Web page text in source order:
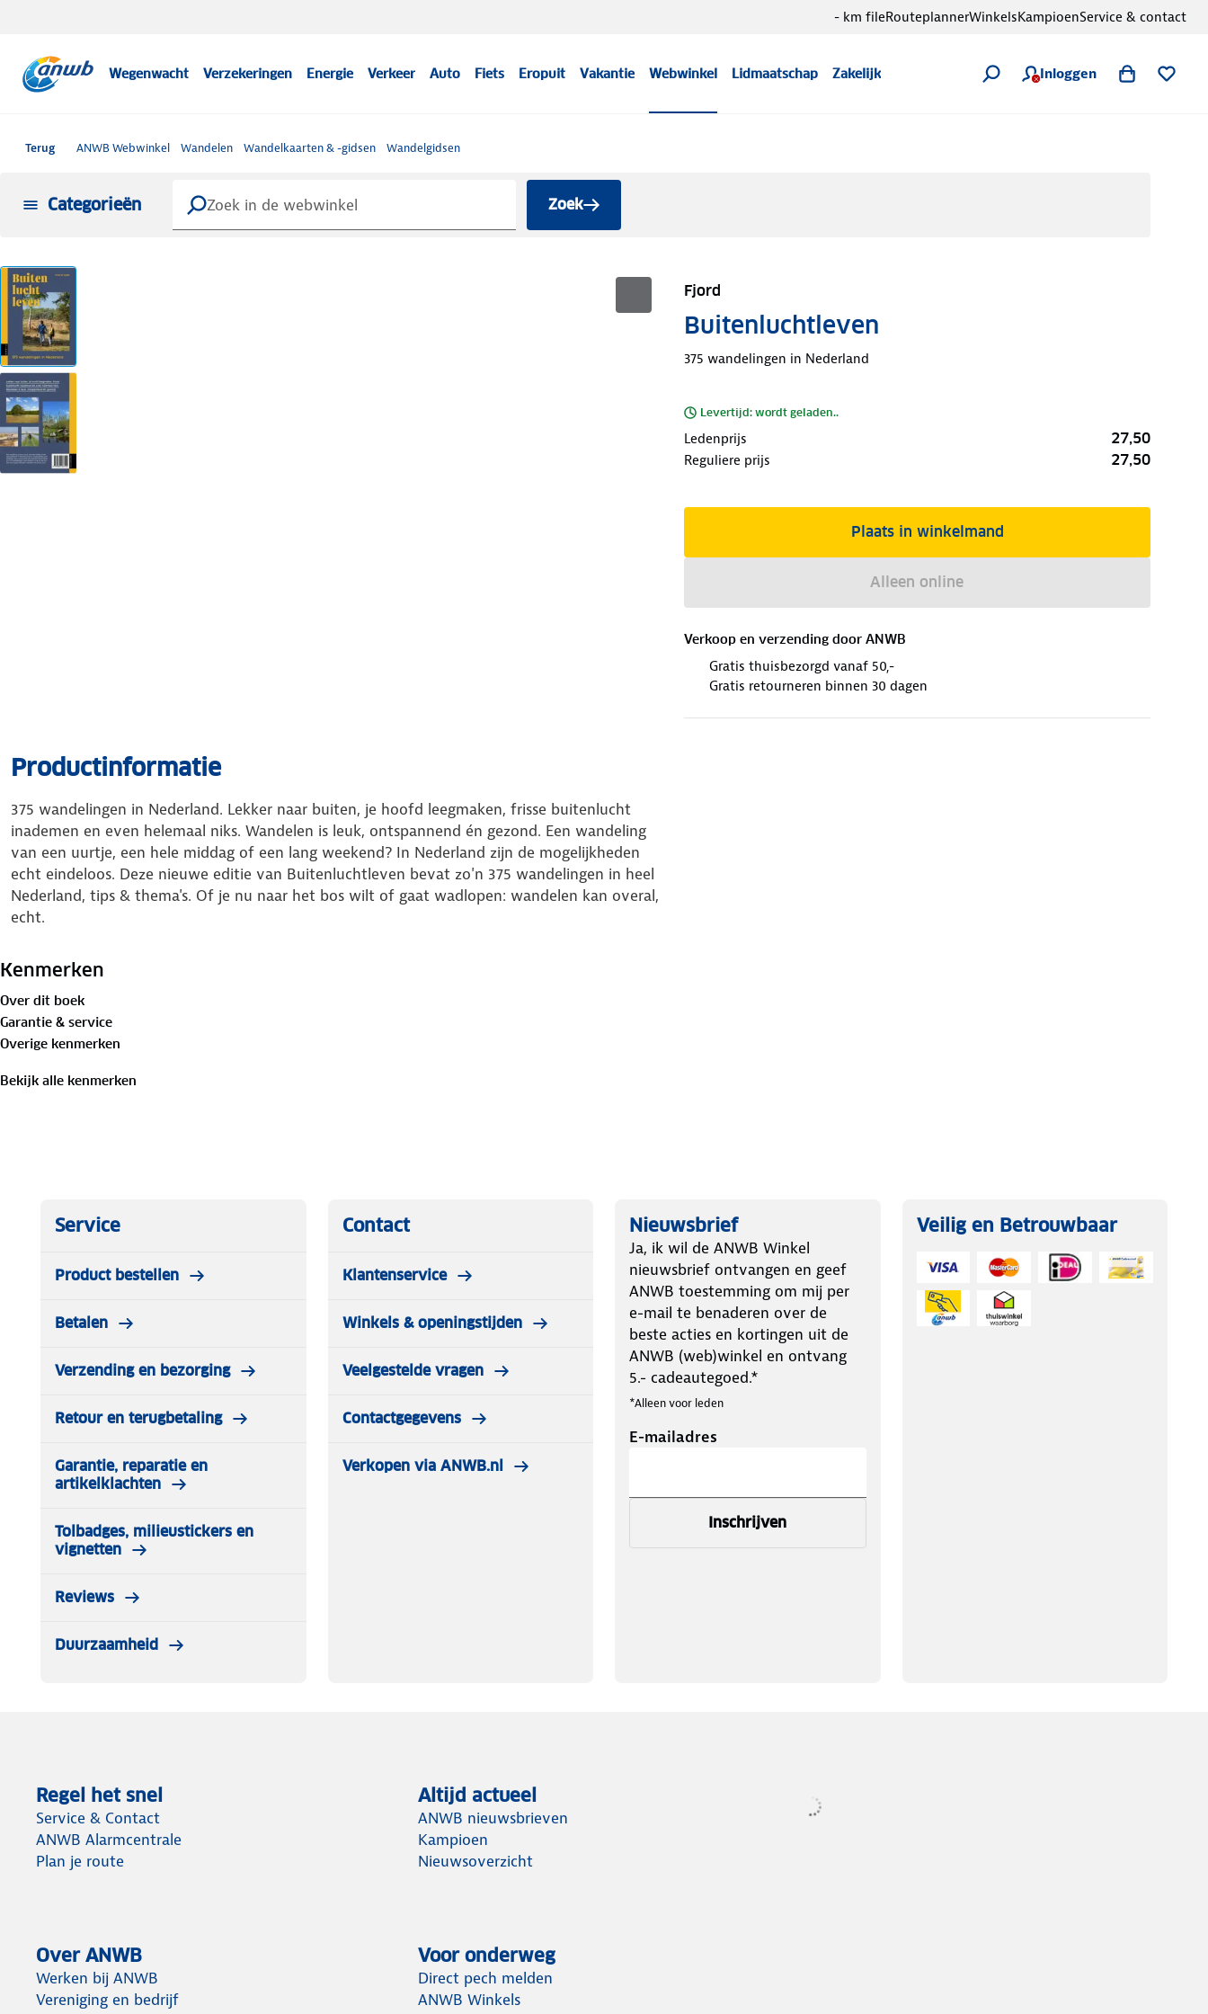
Wegenwacht Verzekeringen Energie Verkeer Auto Fiets Eropuit Vakantie Webwinkel Lidmaatschap Zakelijk Inloggen
- km fileRouteplannerWinkelsKampioenService & contact
Terug ANWB Webwinkel Wandelen Wandelkaarten & -gidsen Wandelgidsen
Categorieën Zoek
Fjord
Buitenluchtleven
375 wandelingen in Nederland
Levertijd: wordt geladen..
Ledenprijs 27,50
Reguliere prijs 27,50
Plaats in winkelmand
Alleen online
Verkoop en verzending door ANWB
Gratis thuisbezorgd vanaf 50,-
Gratis retourneren binnen 30 dagen
Productinformatie
375 wandelingen in Nederland. Lekker naar buiten, je hoofd leegmaken, frisse buitenlucht
inademen en even helemaal niks. Wandelen is leuk, ontspannend én gezond. Een wandeling
van een uurtje, een hele middag of een lang weekend? In Nederland zijn de mogelijkheden
echt eindeloos. Deze nieuwe editie van Buitenluchtleven bevat zo'n 375 wandelingen in heel
Nederland, tips & thema's. Of je nu naar het bos wilt of gaat wadlopen: wandelen kan overal,
echt.
Kenmerken
Over dit boek
Garantie & service
Overige kenmerken
Bekijk alle kenmerken
Service
Product bestellen
Betalen
Verzending en bezorging
Retour en terugbetaling
Garantie, reparatie en
artikelklachten
Tolbadges, milieustickers en
vignetten
Reviews
Duurzaamheid
Contact
Klantenservice
Winkels & openingstijden
Veelgestelde vragen
Contactgegevens
Verkopen via ANWB.nl
Nieuwsbrief
Ja, ik wil de ANWB Winkel
nieuwsbrief ontvangen en geef
ANWB toestemming om mij per
e-mail te benaderen over de
beste acties en kortingen uit de
ANWB (web)winkel en ontvang
5.- cadeautegoed.*
*Alleen voor leden
E-mailadres
Inschrijven
Veilig en Betrouwbaar
Regel het snel
Service & Contact
ANWB Alarmcentrale
Plan je route
Altijd actueel
ANWB nieuwsbrieven
Kampioen
Nieuwsoverzicht
Over ANWB
Werken bij ANWB
Vereniging en bedrijf
Voor onderweg
Direct pech melden
ANWB Winkels